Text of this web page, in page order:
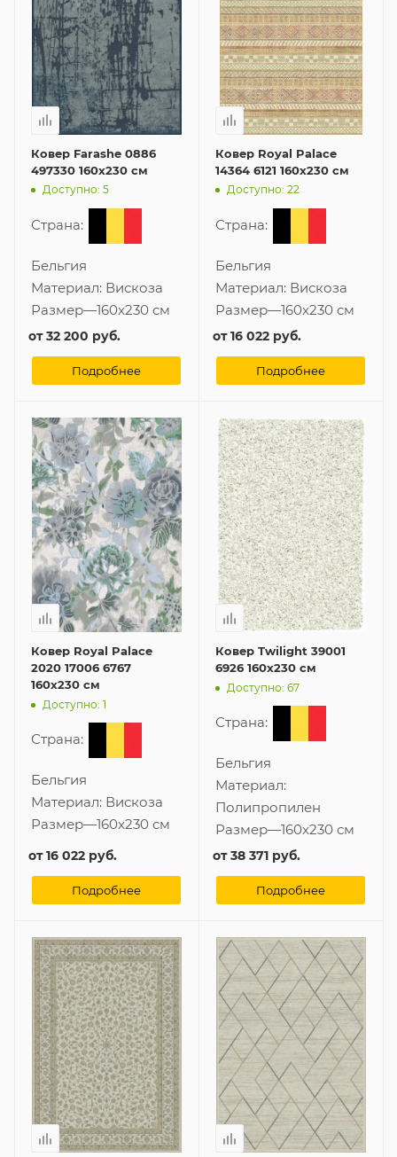
Ковер Farashe 0886
497330 160x230 см
Доступно: 5
Страна:
Бельгия
Материал: Вискоза
Размер—160x230 см
от32 200 руб.
Подробнее
Ковер Royal Palace
14364 6121 160x230 см
Доступно: 22
Страна:
Бельгия
Материал: Вискоза
Размер—160x230 см
от16 022 руб.
Подробнее
Ковер Royal Palace
2020 17006 6767
160x230 см
Доступно: 1
Страна:
Бельгия
Материал: Вискоза
Размер—160x230 см
от16 022 руб.
Подробнее
Ковер Twilight 39001
6926 160x230 см
Доступно: 67
Страна:
Бельгия
Материал:
Полипропилен
Размер—160x230 см
от38 371 руб.
Подробнее